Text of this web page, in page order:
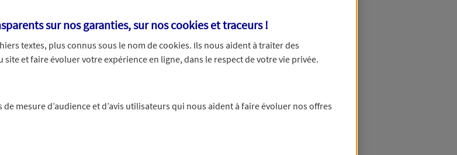
sur nos garanties, sur noscookies et traceurs!
textes, plus connus sous le nom decookies. Ils nous aident à traiter des
et faire évoluer votre expérience en ligne, dans le respect de votre vie privée.
de mesure d’audience et d’avis utilisateurs qui nous aident à faire évoluer nos offres